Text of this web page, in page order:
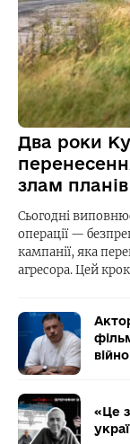
Два роки
злам
Сьогодні
операції —
кампанії, яка
агресора. Цей
«Це